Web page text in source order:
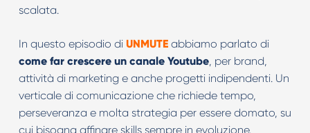
scalata.
In questo episodio di UNMUTEabbiamo parlato di
come far crescere un canale Youtube, per brand,
attività di marketing e anche progetti indipendenti. Un
verticale di comunicazione che richiede tempo,
perseveranza e molta strategia per essere domato, su
cui bisogna affinare skills sempre in evoluzione.